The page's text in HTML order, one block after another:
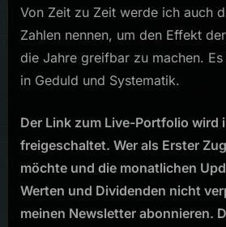
Von Zeit zu Zeit werde ich auch
Zahlen nennen, um den Effekt
die Jahre greifbar zu machen.
in Geduld und Systematik.
Der Link zum Live-Portfolio wird
freigeschaltet. Wer als Erster
möchte und die monatlichen
Werten und Dividenden nicht
meinen Newsletter abonnieren.